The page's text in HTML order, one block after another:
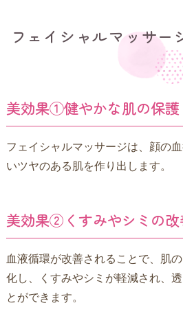
フェイシャルマッサー
美効果①健やかな肌の保護
フェイシャルマッサージは、顔の
いツヤのある肌を作り出します。
美効果②くすみやシミの改
血液循環が改善されることで、肌
化し、くすみやシミが軽減され、
とができます。